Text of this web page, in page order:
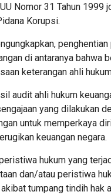
Nomor 31 Tahun 1999
Korupsi.
di antaranya bahwa
keterangan ahli
audit ahli hukum
yang dilakukan
untuk memperkaya
keuangan negara.
hukum yang
dan/atau peristiwa
tumpang tindih hak